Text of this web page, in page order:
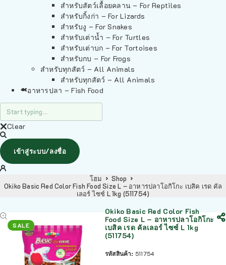
สำหรับสัตว์เลื้อยคลาน – For Reptiles
สำหรับกิ้งก่า – For Lizards
สำหรับงู – For Snakes
สำหรับเต่าน้ำ – For Turtles
สำหรับเต่าบก – For Tortoises
สำหรับกบ – For Frogs
สำหรับทุกสัตว์ – All Animals
สำหรับทุกสัตว์ – All Animals
อาหารปลา – Fish Food
Clear
เข้าสู่ระบบ/ลงชื่อ
โฮม
Shop
Okiko Basic Red Color Fish Food Size L – อาหารปลาโอกิโกะ เบสิค เรด คัล
เลอร์ ไซซ์ L 1kg (511754)
SALE
Okiko Basic Red Color Fish
Food Size L – อาหารปลาโอกิโกะ
เบสิค เรด คัลเลอร์ ไซซ์ L 1kg
(511754)
รหัสสินค้า: 511754